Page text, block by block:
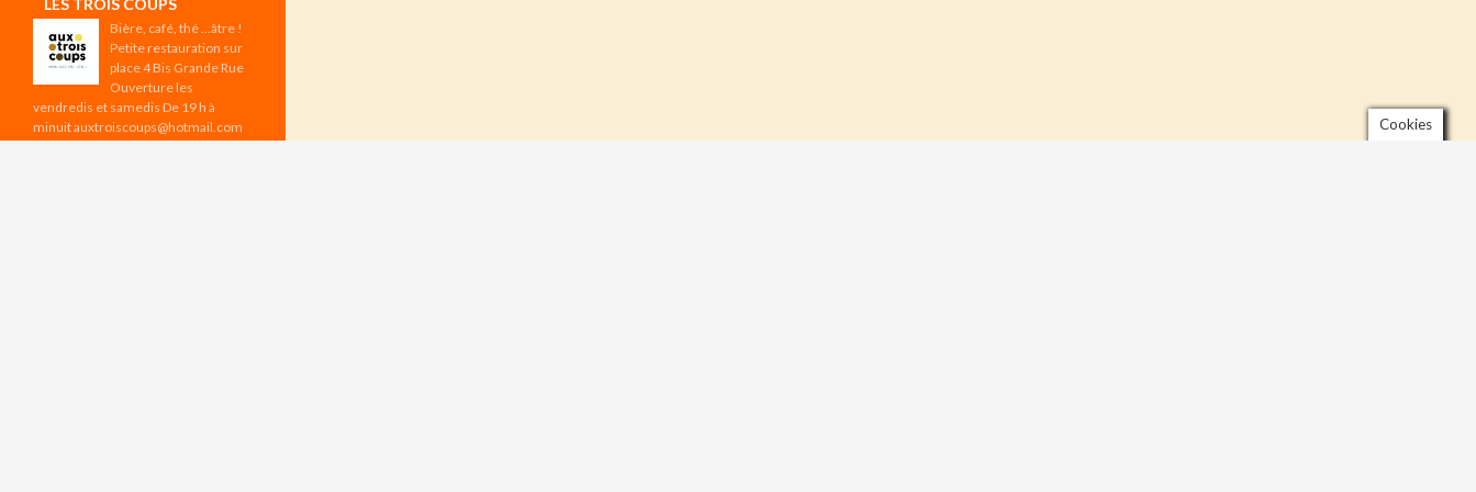
LES TROIS COUPS
Bière, café, thé …âtre !
Petite restauration sur
place 4 Bis Grande Rue
Ouverture les
vendredis et samedis De 19 h à
minuit auxtroiscoups@hotmail.com
Cookies